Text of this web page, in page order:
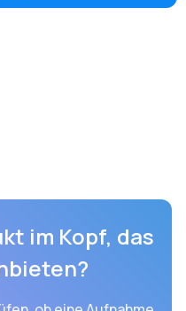
im Kopf, das